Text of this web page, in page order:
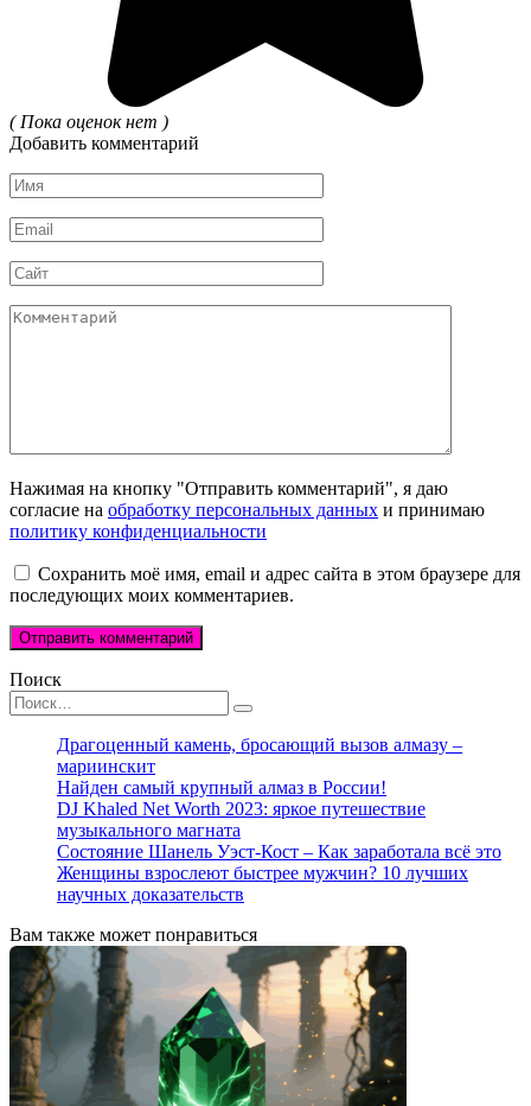
( Пока оценок нет )
Добавить комментарий
Имя
*
Email
*
Сайт
Комментарий
Нажимая на кнопку "Отправить комментарий", я даю
согласие на обработку персональных данных и принимаю
политику конфиденциальности
Сохранить моё имя, email и адрес сайта в этом браузере для
последующих моих комментариев.
Поиск
Search
for:
Драгоценный камень, бросающий вызов алмазу –
мариинскит
Найден самый крупный алмаз в России!
DJ Khaled Net Worth 2023: яркое путешествие
музыкального магната
Состояние Шанель Уэст-Кост – Как заработала всё это
Женщины взрослеют быстрее мужчин? 10 лучших
научных доказательств
Вам также может понравиться